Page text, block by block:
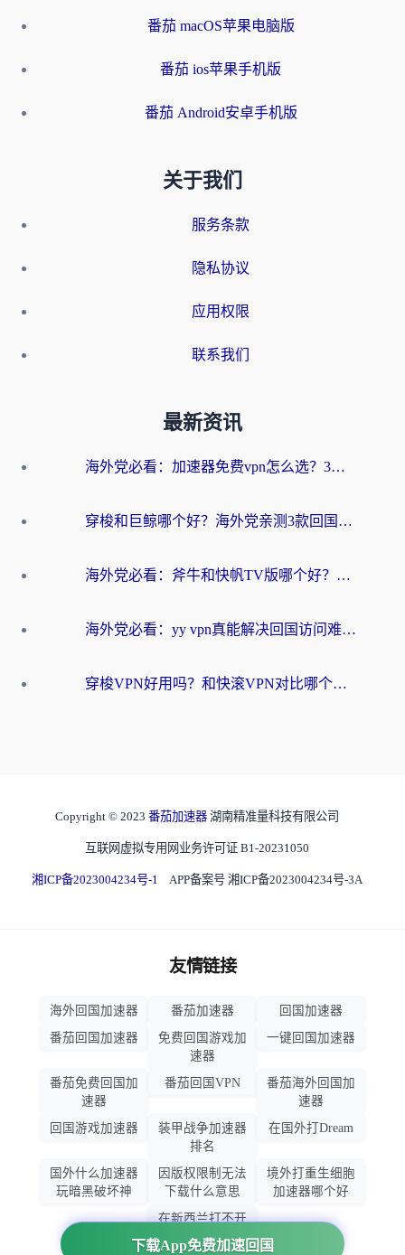
番茄 macOS苹果电脑版
番茄 ios苹果手机版
番茄 Android安卓手机版
关于我们
服务条款
隐私协议
应用权限
联系我们
最新资讯
海外党必看：加速器免费vpn怎么选？3步教你无缝访问国内资源
穿梭和巨鲸哪个好？海外党亲测3款回国加速器，教你避开90%的坑
海外党必看：斧牛和快帆TV版哪个好？3分钟选对回国加速器，无缝刷B站、追热剧
海外党必看：yy vpn真能解决回国访问难题？附云极initap测评+免费方案对比
穿梭VPN好用吗？和快滚VPN对比哪个回国效果更好？海外党选回国加速器必看指南
下载App免费加速回国
Copyright © 2023 番茄加速器 湖南精准量科技有限公司
互联网虚拟专用网业务许可证 B1-20231050
湘ICP备2023004234号-1 APP备案号 湘ICP备2023004234号-3A
友情链接
海外回国加速器 番茄加速器
回国加速器
番茄回国加速器
免费回国游戏加
速器
一键回国加速器
番茄免费回国加
速器
番茄回国VPN
番茄海外回国加
速器
回国游戏加速器
装甲战争加速器
排名
在国外打Dream
国外什么加速器
玩暗黑破坏神
因版权限制无法
下载什么意思
境外打重生细胞
加速器哪个好
在新西兰打不开
大智慧怎么办